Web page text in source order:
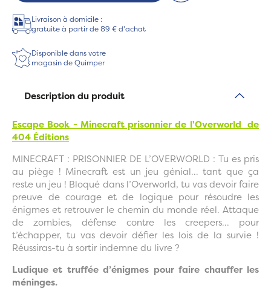
Livraison à domicile :
gratuite à partir de 89 € d'achat
Disponible dans votre
magasin de Quimper
Description du produit
Escape Book - Minecraft prisonnier de l'Overworld de
404 Éditions
MINECRAFT : PRISONNIER DE L’OVERWORLD : Tu es pris
au piège ! Minecraft est un jeu génial... tant que ça
reste un jeu ! Bloqué dans l’Overworld, tu vas devoir faire
preuve de courage et de logique pour résoudre les
énigmes et retrouver le chemin du monde réel. Attaque
de zombies, défense contre les creepers... pour
t’échapper, tu vas devoir défier les lois de la survie !
Réussiras-tu à sortir indemne du livre ?
Ludique et truffée d’énigmes pour faire chauffer les
méninges.